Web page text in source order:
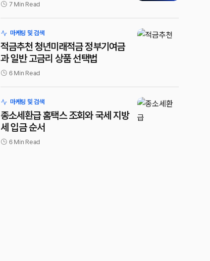
7 Min Read
마케팅 및 검색
적금추천 청년미래적금 정부기여금
과 일반 고금리 상품 선택법
6 Min Read
마케팅 및 검색
종소세환급 홈택스 조회와 국세 지방
세 입금 순서
6 Min Read